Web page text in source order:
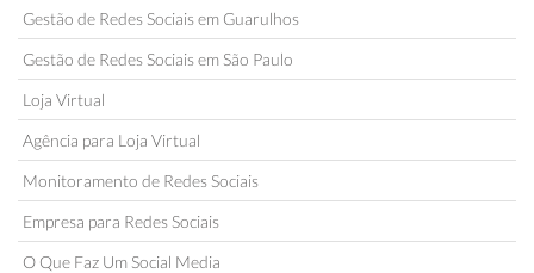
Gestão de Redes Sociais em Guarulhos
Gestão de Redes Sociais em São Paulo
Loja Virtual
Agência para Loja Virtual
Monitoramento de Redes Sociais
Empresa para Redes Sociais
O Que Faz Um Social Media